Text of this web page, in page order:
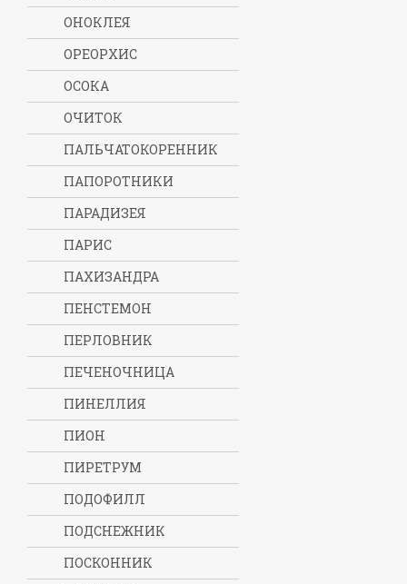
ОНОКЛЕЯ
ОРЕОРХИС
ОСОКА
ОЧИТОК
ПАЛЬЧАТОКОРЕННИК
ПАПОРОТНИКИ
ПАРАДИЗЕЯ
ПАРИС
ПАХИЗАНДРА
ПЕНСТЕМОН
ПЕРЛОВНИК
ПЕЧЕНОЧНИЦА
ПИНЕЛЛИЯ
ПИОН
ПИРЕТРУМ
ПОДОФИЛЛ
ПОДСНЕЖНИК
ПОСКОННИК